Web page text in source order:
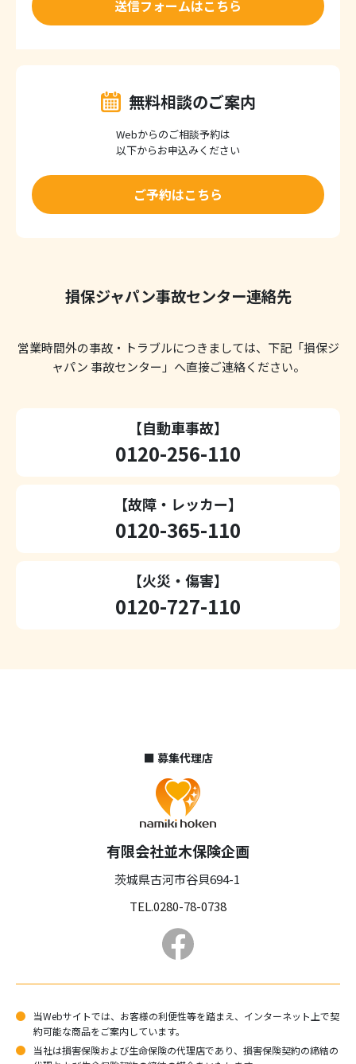
送信フォームはこちら
無料相談のご案内
Webからのご相談予約は
以下からお申込みください
ご予約はこちら
損保ジャパン事故センター連絡先
営業時間外の事故・トラブルにつきましては、下記「損保ジ
ャパン 事故センター」へ直接ご連絡ください。
【自動車事故】
0120-256-110
【故障・レッカー】
0120-365-110
【火災・傷害】
0120-727-110
■ 募集代理店
有限会社並木保険企画
茨城県古河市谷貝694-1
TEL.0280-78-0738
当Webサイトでは、お客様の利便性等を踏まえ、インターネット上で契
約可能な商品をご案内しています。
当社は損害保険および生命保険の代理店であり、損害保険契約の締結の